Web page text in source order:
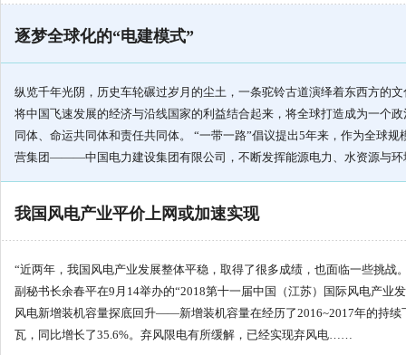
逐梦全球化的“电建模式”
纵览千年光阴，历史车轮碾过岁月的尘土，一条驼铃古道演绎着东西方的
将中国飞速发展的经济与沿线国家的利益结合起来，将全球打造成为一个
同体、命运共同体和责任共同体。 “一带一路”倡议提出5年来，作为全球
营集团———中国电力建设集团有限公司，不断发挥能源电力、水资源与
我国风电产业平价上网或加速实现
“近两年，我国风电产业发展整体平稳，取得了很多成绩，也面临一些挑战
副秘书长余春平在9月14举办的“2018第十一届中国（江苏）国际风电产业
风电新增装机容量探底回升——新增装机容量在经历了2016~2017年的持续
瓦，同比增长了35.6%。弃风限电有所缓解，已经实现弃风电……